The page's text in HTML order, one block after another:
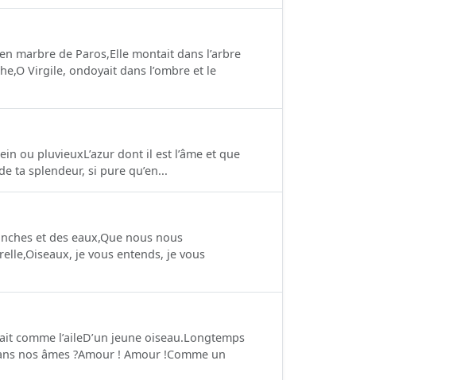
marbre de Paros,Elle montait dans l’arbre
Virgile, ondoyait dans l’ombre et le
ou pluvieuxL’azur dont il est l’âme et que
ta splendeur, si pure qu’en...
et des eaux,Que nous nous
je vous entends, je vous
comme l’aile D’un jeune oiseau.Longtemps
nos âmes ? Amour ! Amour !Comme un